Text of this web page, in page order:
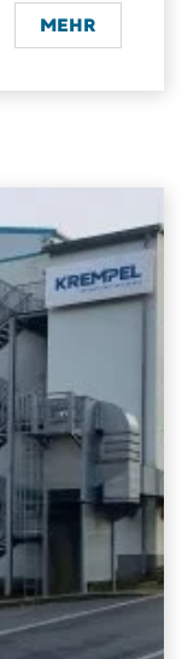
,
Im Bereich
an der
und
über
an der
Gebiete in
Es finden sich
MEHR